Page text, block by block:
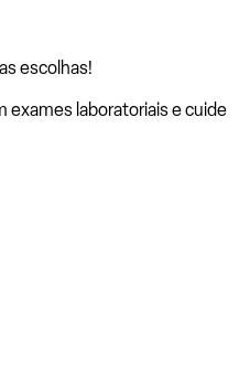
escolhas!
exames laboratoriais e cuide